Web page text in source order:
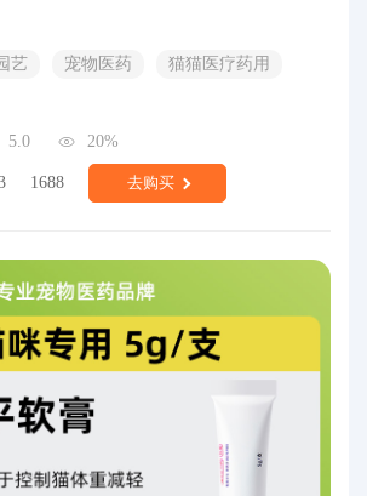
艺 宠物医药 猫猫医疗药用
5.0 20%
1688 去购买